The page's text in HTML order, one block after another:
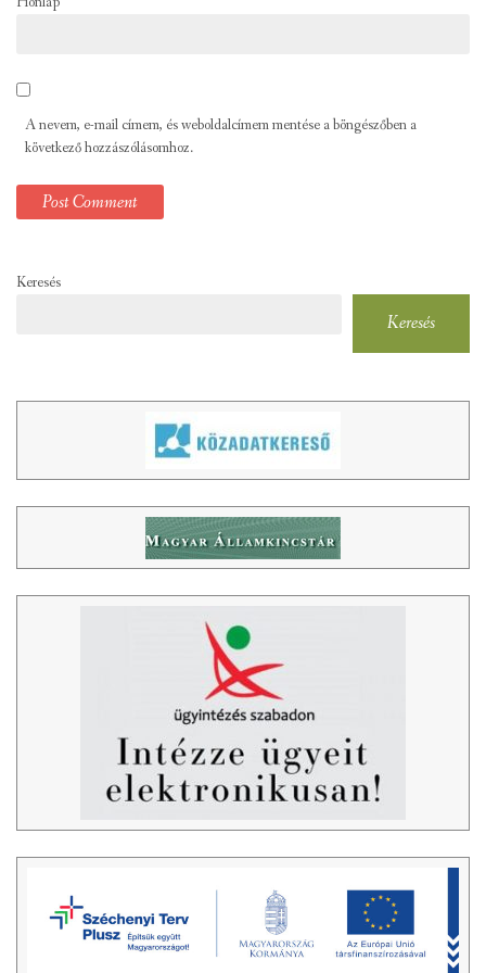
A nevem, e-mail címem, és weboldalcímem mentése a böngészőben a
következő hozzászólásomhoz.
Keresés
Keresés